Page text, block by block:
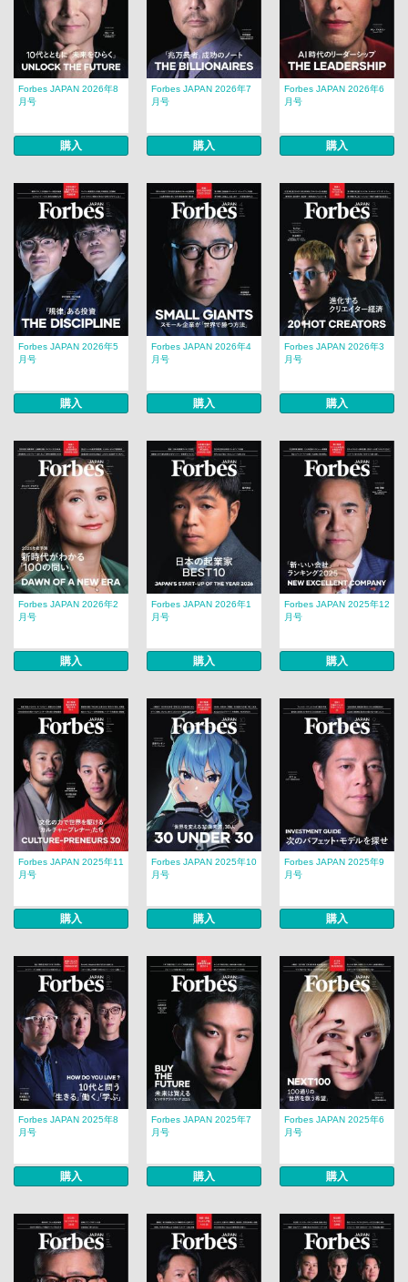
Forbes JAPAN 2026年8
月号
購入
Forbes JAPAN 2026年7
月号
購入
Forbes JAPAN 2026年6
月号
購入
Forbes JAPAN 2026年5
月号
購入
Forbes JAPAN 2026年4
月号
購入
Forbes JAPAN 2026年3
月号
購入
Forbes JAPAN 2026年2
月号
購入
Forbes JAPAN 2026年1
月号
購入
Forbes JAPAN 2025年12
月号
購入
Forbes JAPAN 2025年11
月号
購入
Forbes JAPAN 2025年10
月号
購入
Forbes JAPAN 2025年9
月号
購入
Forbes JAPAN 2025年8
月号
購入
Forbes JAPAN 2025年7
月号
購入
Forbes JAPAN 2025年6
月号
購入